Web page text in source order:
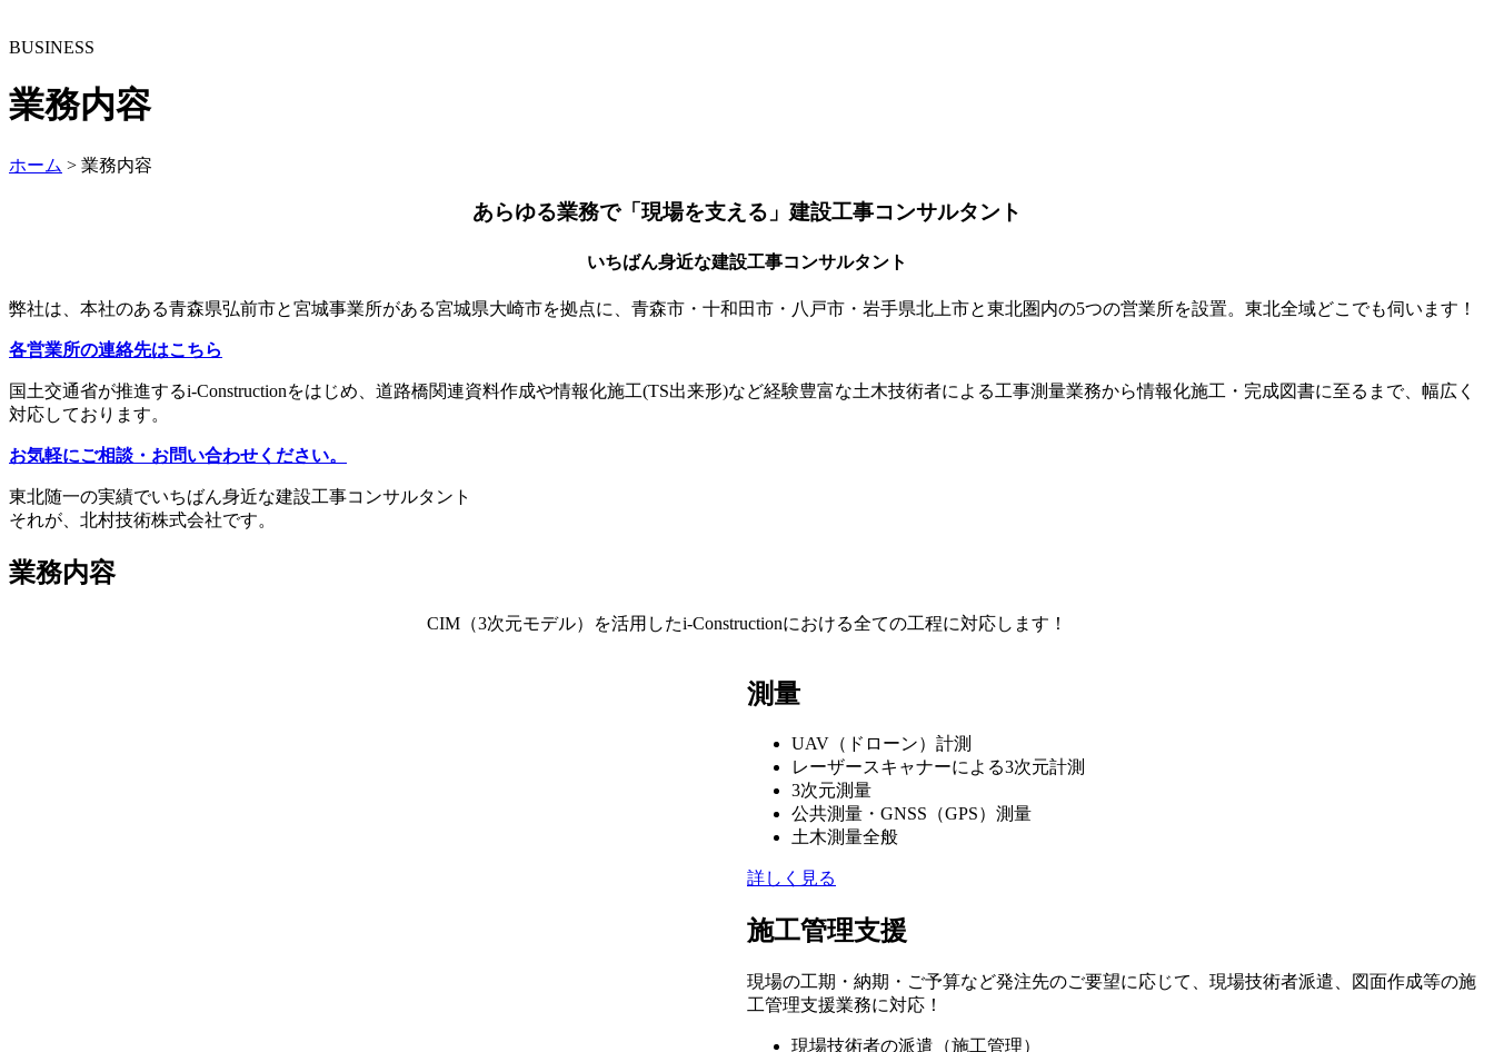
BUSINESS
業務内容
ホーム > 業務内容
あらゆる業務で「現場を支える」建設工事コンサルタント
いちばん身近な建設工事コンサルタント
弊社は、本社のある青森県弘前市と宮城事業所がある宮城県大崎市を拠点に、青森市・十和田市・八戸市・岩手県北上市と東北圏内の5つの営業所を設置。東北全域どこでも伺います！
各営業所の連絡先はこちら
国土交通省が推進するi-Constructionをはじめ、道路橋関連資料作成や情報化施工(TS出来形)など経験豊富な土木技術者による工事測量業務から情報化施工・完成図書に至るまで、幅広く
対応しております。
お気軽にご相談・お問い合わせください。
東北随一の実績でいちばん身近な建設工事コンサルタント
それが、北村技術株式会社です。
業務内容
CIM（3次元モデル）を活用したi-Constructionにおける全ての工程に対応します！
測量
UAV（ドローン）計測
レーザースキャナーによる3次元計測
3次元測量
公共測量・GNSS（GPS）測量
土木測量全般
詳しく見る
施工管理支援
現場の工期・納期・ご予算など発注先のご要望に応じて、現場技術者派遣、図面作成等の施
工管理支援業務に対応！
現場技術者の派遣（施工管理）